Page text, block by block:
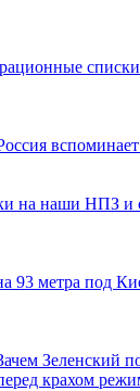
на наши НПЗ и
93 метра под
Зеленский
крахом